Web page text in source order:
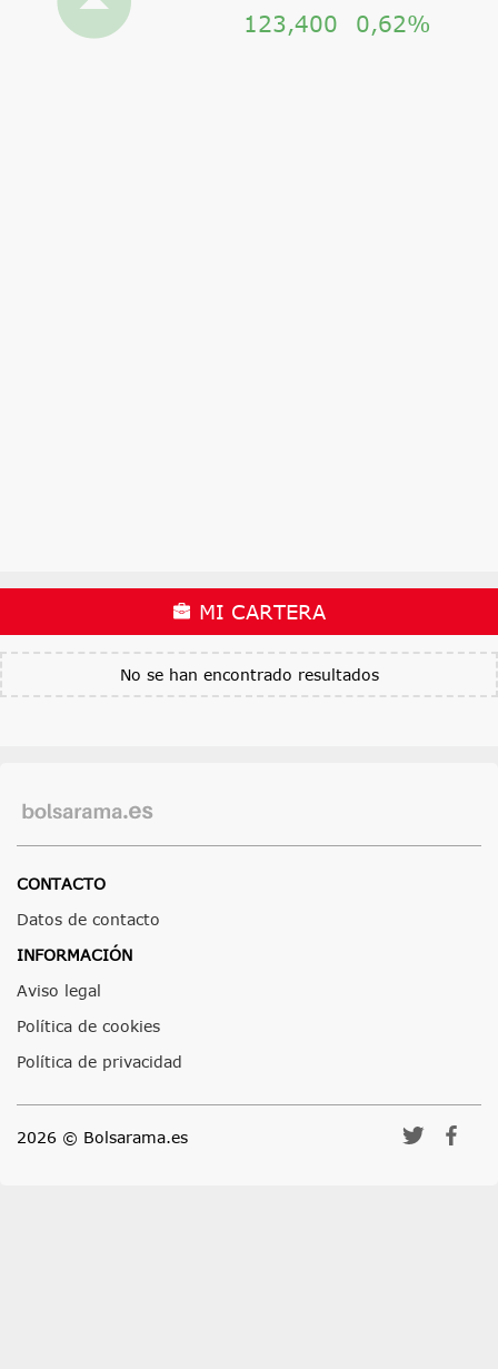
123,400 0,62%
MI CARTERA
No se han encontrado resultados
CONTACTO
Datos de contacto
INFORMACIÓN
Aviso legal
Política de cookies
Política de privacidad
2026 © Bolsarama.es